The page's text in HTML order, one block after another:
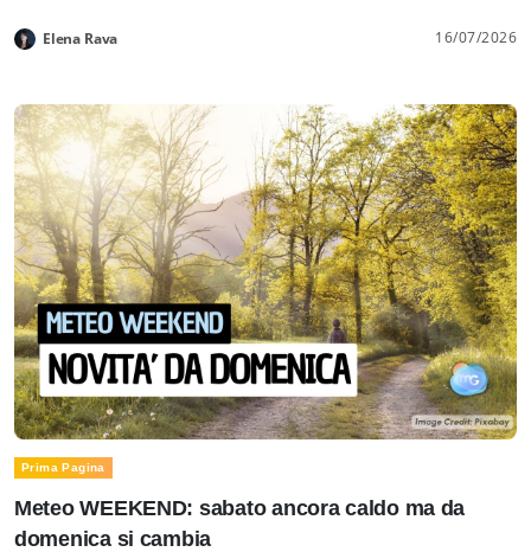
Elena Rava 16/07/2026
Prima Pagina
Meteo WEEKEND: sabato ancora caldo ma da
domenica si cambia